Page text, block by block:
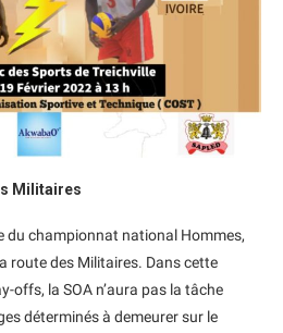
Militaires
du championnat national Hommes,
route des Militaires. Dans cette
offs, la SOA n’aura pas la tâche
déterminés à demeurer sur le